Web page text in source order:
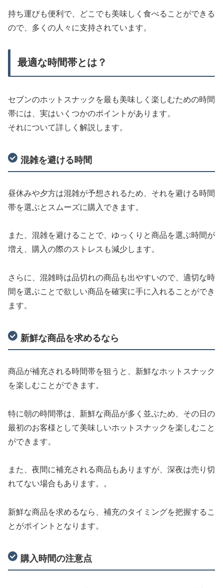
持ち運びも便利で、どこでも美味しく食べることができる
ので、多くの人々に支持されています。
最適な時間帯とは？
セブンのホットスナックを最も美味しく楽しむための時間
帯には、実はいくつかのポイントがあります。
それについて詳しく解説します。
混雑を避ける時間
昼休みや夕方は混雑が予想されるため、それを避ける時間
帯を選ぶとスムーズに購入できます。
また、混雑を避けることで、ゆっくりと商品を選ぶ時間が
増え、購入の際のストレスも減少します。
さらに、混雑時は品切れの商品も出やすいので、適切な時
間を選ぶことで欲しい商品を確実に手に入れることができ
ます。
新鮮な商品を求めるなら
商品が補充される時間帯を狙うと、新鮮なホットスナック
を楽しむことができます。
特に朝の時間帯は、新鮮な商品が多く並ぶため、その日の
最初のお客様として美味しいホットスナックを楽しむこと
ができます。
また、夜間に補充される商品もありますが、深夜は売り切
れてない場合もあります。。
新鮮な商品を求めるなら、補充のタイミングを把握するこ
とがポイントとなります。
購入時間の注意点